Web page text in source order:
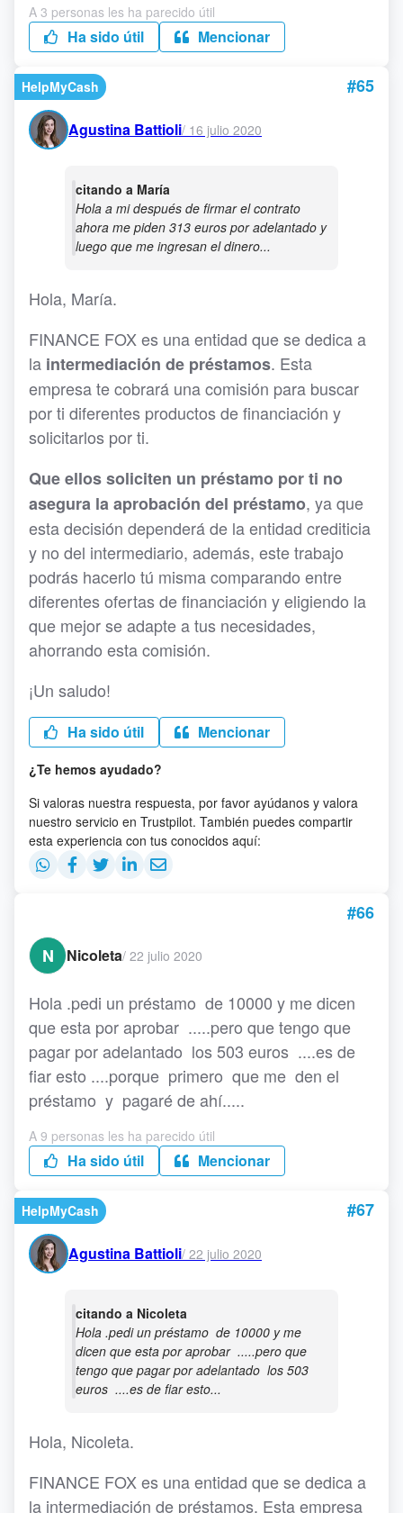
A 3 personas les ha parecido útil
Ha sido útil Mencionar
HelpMyCash #65
Agustina Battioli/ 16 julio 2020
citando a María
Hola a mi después de firmar el contrato
ahora me piden 313 euros por adelantado y
luego que me ingresan el dinero...
Hola, María.
FINANCE FOX es una entidad que se dedica a
la intermediación de préstamos. Esta
empresa te cobrará una comisión para buscar
por ti diferentes productos de financiación y
solicitarlos por ti.
Que ellos soliciten un préstamo por ti no
asegura la aprobación del préstamo, ya que
esta decisión dependerá de la entidad crediticia
y no del intermediario, además, este trabajo
podrás hacerlo tú misma comparando entre
diferentes ofertas de financiación y eligiendo la
que mejor se adapte a tus necesidades,
ahorrando esta comisión.
¡Un saludo!
Ha sido útil Mencionar
¿Te hemos ayudado?
Si valoras nuestra respuesta, por favor ayúdanos y valora
nuestro servicio en Trustpilot. También puedes compartir
esta experiencia con tus conocidos aquí:
#66
N
Nicoleta/ 22 julio 2020
Hola .pedi un préstamo de 10000 y me dicen
que esta por aprobar .....pero que tengo que
pagar por adelantado los 503 euros ....es de
fiar esto ....porque primero que me den el
préstamo y pagaré de ahí.....
A 9 personas les ha parecido útil
Ha sido útil Mencionar
HelpMyCash #67
Agustina Battioli/ 22 julio 2020
citando a Nicoleta
Hola .pedi un préstamo de 10000 y me
dicen que esta por aprobar .....pero que
tengo que pagar por adelantado los 503
euros ....es de fiar esto...
Hola, Nicoleta.
FINANCE FOX es una entidad que se dedica a
la intermediación de préstamos. Esta empresa